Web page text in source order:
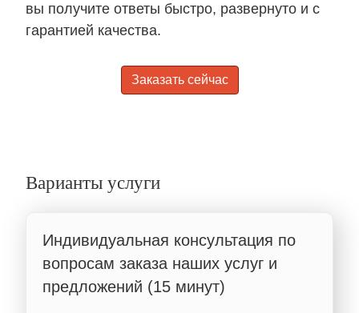
вы получите ответы быстро, развернуто и с
гарантией качества.
Заказать сейчас
Варианты услуги
Индивидуальная консультация по
вопросам заказа наших услуг и
предложений (15 минут)